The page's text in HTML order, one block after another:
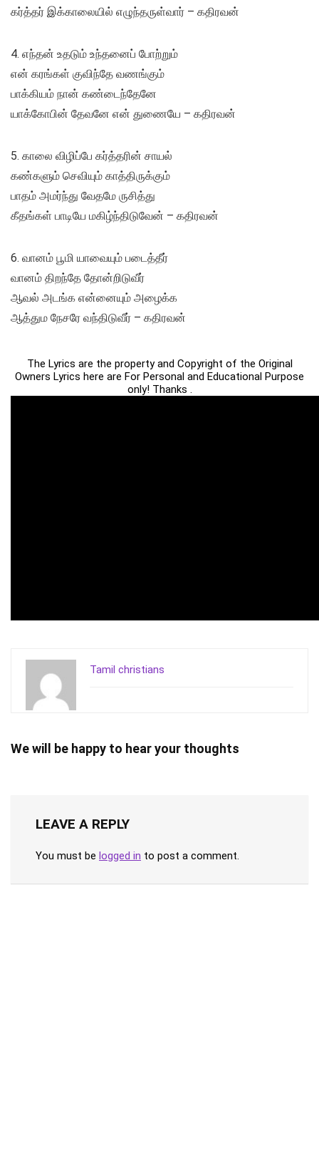
கர்த்தர் இக்காலையில் எழுந்தருள்வார் – கதிரவன்
4. எந்தன் உதடும் உந்தனைப் போற்றும்
என் கரங்கள் குவிந்தே வணங்கும்
பாக்கியம் நான் கண்டைந்தேனே
யாக்கோபின் தேவனே என் துணையே – கதிரவன்
5. காலை விழிப்பே கர்த்தரின் சாயல்
கண்களும் செவியும் காத்திருக்கும்
பாதம் அமர்ந்து வேதமே ருசித்து
கீதங்கள் பாடியே மகிழ்ந்திடுவேன் – கதிரவன்
6. வானம் பூமி யாவையும் படைத்தீர்
வானம் திறந்தே தோன்றிடுவீர்
ஆவல் அடங்க என்னையும் அழைக்க
ஆத்தும நேசரே வந்திடுவீர் – கதிரவன்
The Lyrics are the property and Copyright of the Original
Owners Lyrics here are For Personal and Educational Purpose
only! Thanks .
Tamil christians
We will be happy to hear your thoughts
LEAVE A REPLY
You must be logged in to post a comment.